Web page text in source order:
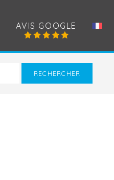
AVIS GOOGLE